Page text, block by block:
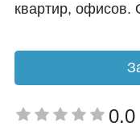
квартир, офисов.
0.0